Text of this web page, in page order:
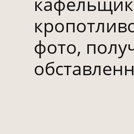
фото,